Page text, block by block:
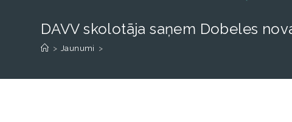
DAVV skolotāja saņem Dobeles
> Jaunumi >